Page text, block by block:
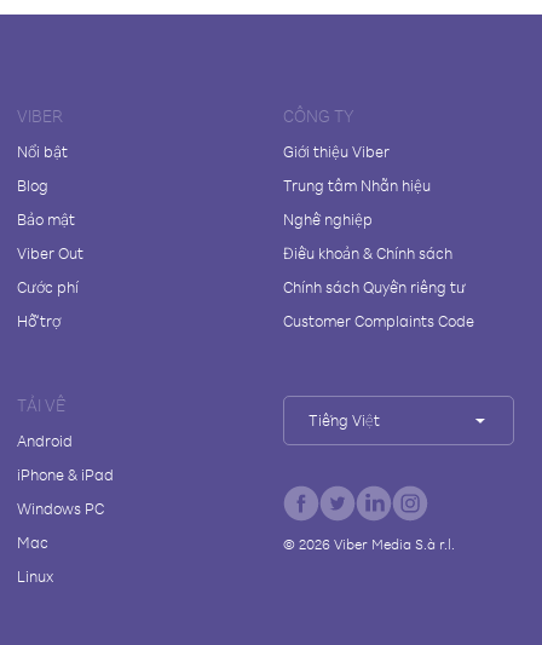
VIBER
Nổi bật
Blog
Bảo mật
Viber Out
Cước phí
Hỗ trợ
CÔNG TY
Giới thiệu Viber
Trung tâm Nhãn hiệu
Nghề nghiệp
Điều khoản & Chính sách
Chính sách Quyền riêng tư
Customer Complaints Code
TẢI VỀ
Android
iPhone & iPad
Windows PC
Mac
Linux
Tiếng Việt
© 2026Viber Media S.à r.l.